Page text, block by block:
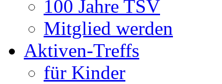
100 Jahre TSV
Mitglied werden
Aktiven-Treffs
für Kinder